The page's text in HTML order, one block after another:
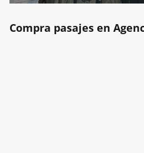
Compra pasajes en